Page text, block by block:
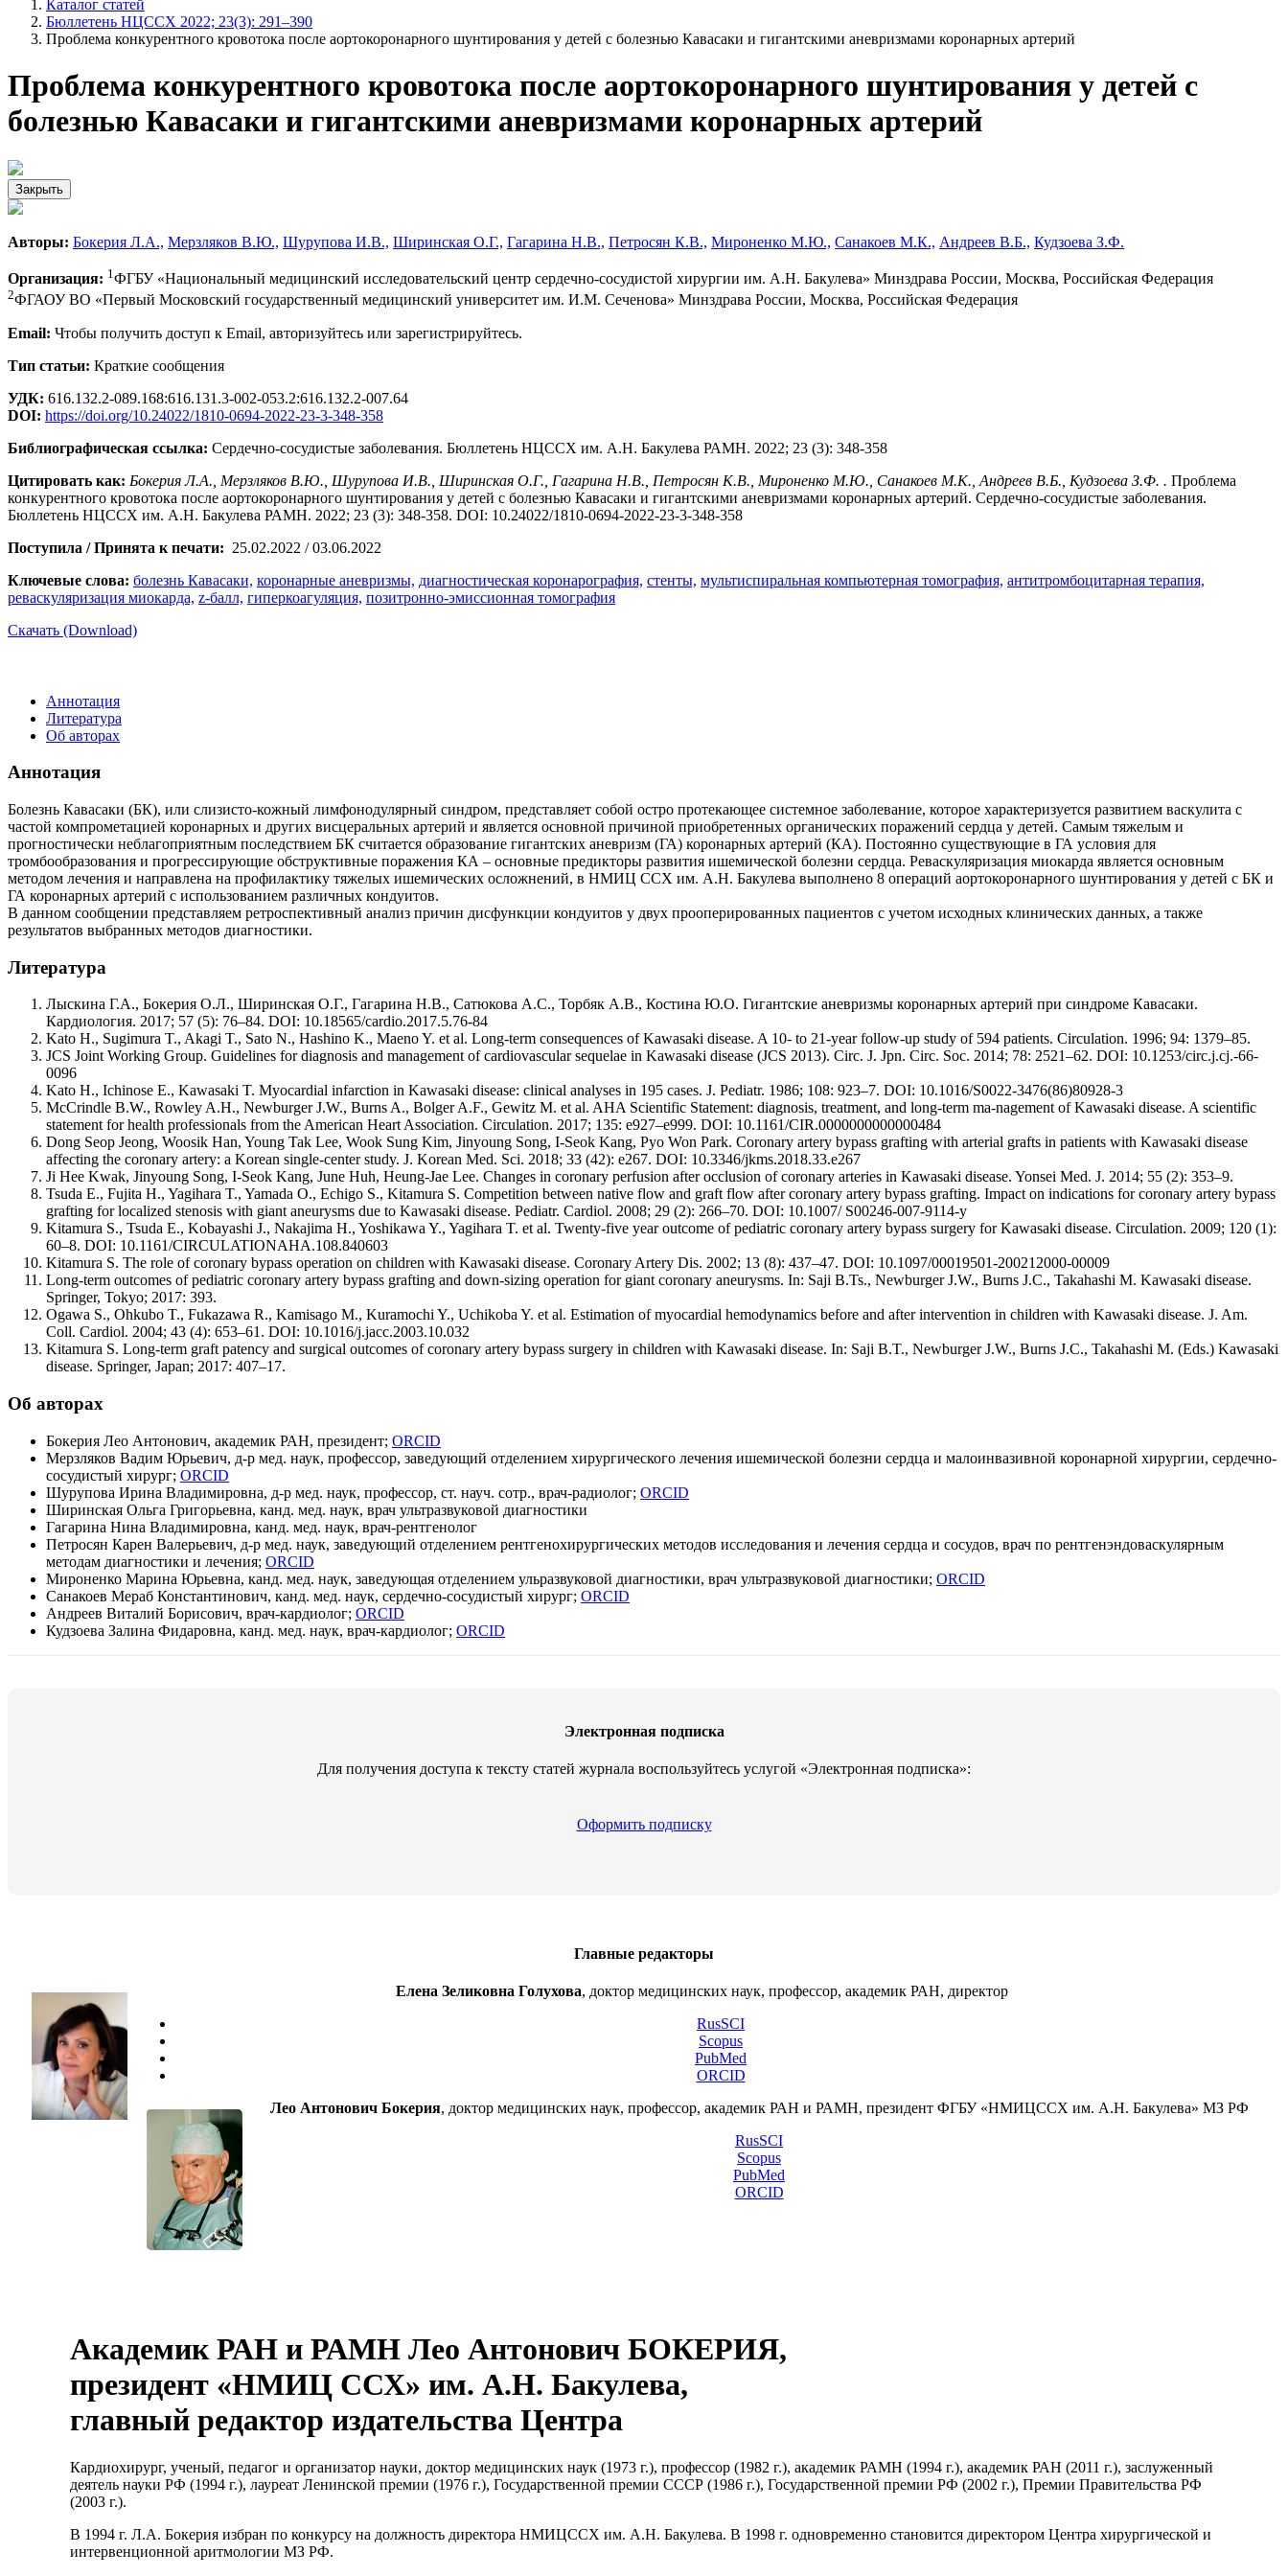
Каталог статей
Бюллетень НЦССХ 2022; 23(3): 291–390
Проблема конкурентного кровотока после аортокоронарного шунтирования у детей с болезнью Кавасаки и гигантскими аневризмами коронарных артерий
Проблема конкурентного кровотока после аортокоронарного шунтирования у детей с
болезнью Кавасаки и гигантскими аневризмами коронарных артерий
Закрыть
Авторы: Бокерия Л.А., Мерзляков В.Ю., Шурупова И.В., Ширинская О.Г., Гагарина Н.В., Петросян К.В., Мироненко М.Ю., Санакоев М.К., Андреев В.Б., Кудзоева З.Ф.
Организация: 1 ФГБУ «Национальный медицинский исследовательский центр сердечно-сосудистой хирургии им. А.Н. Бакулева» Минздрава России, Москва, Российская Федерация
2ФГАОУ ВО «Первый Московский государственный медицинский университет им. И.М. Сеченова» Минздрава России, Москва, Российская Федерация
Email: Чтобы получить доступ к Email, авторизуйтесь или зарегистрируйтесь.
Тип статьи: Краткие сообщения
УДК: 616.132.2-089.168:616.131.3-002-053.2:616.132.2-007.64
DOI: https://doi.org/10.24022/1810-0694-2022-23-3-348-358
Библиографическая ссылка: Сердечно-сосудистые заболевания. Бюллетень НЦССХ им. А.Н. Бакулева РАМН. 2022; 23 (3): 348-358
Цитировать как: Бокерия Л.А., Мерзляков В.Ю., Шурупова И.В., Ширинская О.Г., Гагарина Н.В., Петросян К.В., Мироненко М.Ю., Санакоев М.К., Андреев В.Б., Кудзоева З.Ф. . Проблема
конкурентного кровотока после аортокоронарного шунтирования у детей с болезнью Кавасаки и гигантскими аневризмами коронарных артерий. Сердечно-сосудистые заболевания.
Бюллетень НЦССХ им. А.Н. Бакулева РАМН. 2022; 23 (3): 348-358. DOI: 10.24022/1810-0694-2022-23-3-348-358
Поступила / Принята к печати: 25.02.2022 / 03.06.2022
Ключевые слова: болезнь Кавасаки, коронарные аневризмы, диагностическая коронарография, стенты, мультиспиральная компьютерная томография, антитромбоцитарная терапия,
реваскуляризация миокарда, z-балл, гиперкоагуляция, позитронно-эмисcионная томография
Скачать (Download)
Аннотация
Литература
Об авторах
Аннотация
Болезнь Кавасаки (БК), или слизисто-кожный лимфонодулярный синдром, представляет собой остро протекающее системное заболевание, которое характеризуется развитием васкулита с
частой компрометацией коронарных и других висцеральных артерий и является основной причиной приобретенных органических поражений сердца у детей. Самым тяжелым и
прогностически неблагоприятным последствием БК считается образование гигантских аневризм (ГА) коронарных артерий (КА). Постоянно существующие в ГА условия для
тромбообразования и прогрессирующие обструктивные поражения КА – основные предикторы развития ишемической болезни сердца. Реваскуляризация миокарда является основным
методом лечения и направлена на профилактику тяжелых ишемических осложнений, в НМИЦ ССХ им. А.Н. Бакулева выполнено 8 операций аортокоронарного шунтирования у детей с БК и
ГА коронарных артерий с использованием различных кондуитов.
В данном сообщении представляем ретроспективный анализ причин дисфункции кондуитов у двух прооперированных пациентов с учетом исходных клинических данных, а также
результатов выбранных методов диагностики.
Литература
Лыскина Г.А., Бокерия О.Л., Ширинская О.Г., Гагарина Н.В., Сатюкова А.С., Торбяк А.В., Костина Ю.О. Гигантские аневризмы коронарных артерий при синдроме Кавасаки.
Кардиология. 2017; 57 (5): 76–84. DOI: 10.18565/cardio.2017.5.76-84
Kato H., Sugimura T., Akagi T., Sato N., Hashino K., Maeno Y. et al. Long-term consequences of Kawasaki disease. A 10- to 21-year follow-up study of 594 patients. Circulation. 1996; 94: 1379–85.
JCS Joint Working Group. Guidelines for diagnosis and management of cardiovascular sequelae in Kawasaki disease (JCS 2013). Circ. J. Jpn. Circ. Soc. 2014; 78: 2521–62. DOI: 10.1253/circ.j.cj.-66-
0096
Kato H., Ichinose E., Kawasaki T. Myocardial infarction in Kawasaki disease: clinical analyses in 195 cases. J. Pediatr. 1986; 108: 923–7. DOI: 10.1016/S0022-3476(86)80928-3
McCrindle B.W., Rowley A.H., Newburger J.W., Burns A., Bolger A.F., Gewitz M. et al. AHA Scientific Statement: diagnosis, treatment, and long-term ma-nagement of Kawasaki disease. A scientific
statement for health professionals from the American Heart Association. Circulation. 2017; 135: e927–e999. DOI: 10.1161/CIR.0000000000000484
Dong Seop Jeong, Woosik Han, Young Tak Lee, Wook Sung Kim, Jinyoung Song, I-Seok Kang, Pyo Won Park. Coronary artery bypass grafting with arterial grafts in patients with Kawasaki disease
affecting the coronary artery: a Korean single-center study. J. Korean Med. Sci. 2018; 33 (42): e267. DOI: 10.3346/jkms.2018.33.e267
Ji Hee Kwak, Jinyoung Song, I-Seok Kang, June Huh, Heung-Jae Lee. Changes in coronary perfusion after occlusion of coronary arteries in Kawasaki disease. Yonsei Med. J. 2014; 55 (2): 353–9.
Tsuda E., Fujita H., Yagihara T., Yamada O., Echigo S., Kitamura S. Competition between native flow and graft flow after coronary artery bypass grafting. Impact on indications for coronary artery bypass
grafting for localized stenosis with giant aneurysms due to Kawasaki disease. Pediatr. Cardiol. 2008; 29 (2): 266–70. DOI: 10.1007/ S00246-007-9114-y
Kitamura S., Tsuda E., Kobayashi J., Nakajima H., Yoshikawa Y., Yagihara T. et al. Twenty-five year outcome of pediatric coronary artery bypass surgery for Kawasaki disease. Circulation. 2009; 120 (1):
60–8. DOI: 10.1161/CIRCULATIONAHA.108.840603
Kitamura S. The role of coronary bypass operation on children with Kawasaki disease. Coronary Artery Dis. 2002; 13 (8): 437–47. DOI: 10.1097/00019501-200212000-00009
Long-term outcomes of pediatric coronary artery bypass grafting and down-sizing operation for giant coronary aneurysms. In: Saji B.Ts., Newburger J.W., Burns J.C., Takahashi M. Kawasaki disease.
Springer, Tokyo; 2017: 393.
Ogawa S., Ohkubo T., Fukazawa R., Kamisago M., Kuramochi Y., Uchikoba Y. et al. Estimation of myocardial hemodynamics before and after intervention in children with Kawasaki disease. J. Am.
Coll. Cardiol. 2004; 43 (4): 653–61. DOI: 10.1016/j.jacc.2003.10.032
Kitamura S. Long-term graft patency and surgical outcomes of coronary artery bypass surgery in children with Kawasaki disease. In: Saji B.T., Newburger J.W., Burns J.C., Takahashi M. (Eds.) Kawasaki
disease. Springer, Japan; 2017: 407–17.
Об авторах
Бокерия Лео Антонович, академик РАН, президент; ORCID
Мерзляков Вадим Юрьевич, д-р мед. наук, профессор, заведующий отделением хирургического лечения ишемической болезни сердца и малоинвазивной коронарной хирургии, сердечно-
сосудистый хирург; ORCID
Шурупова Ирина Владимировна, д-р мед. наук, профессор, ст. науч. сотр., врач-радиолог; ORCID
Ширинская Ольга Григорьевна, канд. мед. наук, врач ультразвуковой диагностики
Гагарина Нина Владимировна, канд. мед. наук, врач-рентгенолог
Петросян Карен Валерьевич, д-р мед. наук, заведующий отделением рентгенохирургических методов исследования и лечения сердца и сосудов, врач по рентгенэндоваскулярным
методам диагностики и лечения; ORCID
Мироненко Марина Юрьевна, канд. мед. наук, заведующая отделением ульразвуковой диагностики, врач ультразвуковой диагностики; ORCID
Санакоев Мераб Константинович, канд. мед. наук, сердечно-сосудистый хирург; ORCID
Андреев Виталий Борисович, врач-кардиолог; ORCID
Кудзоева Залина Фидаровна, канд. мед. наук, врач-кардиолог; ORCID
Электронная подписка
Для получения доступа к тексту статей журнала воспользуйтесь услугой «Электронная подписка»:
Оформить подписку
Главные редакторы
Елена Зеликовна Голухова, доктор медицинских наук, профессор, академик РАН, директор
RusSCI
Scopus
PubMed
ORCID
Лео Антонович Бокерия, доктор медицинских наук, профессор, академик РАН и РАМН, президент ФГБУ «НМИЦССХ им. А.Н. Бакулева» МЗ РФ
RusSCI
Scopus
PubMed
ORCID
Академик РАН и РАМН Лео Антонович БОКЕРИЯ,
президент «НМИЦ ССХ» им. А.Н. Бакулева,
главный редактор издательства Центра
Кардиохирург, ученый, педагог и организатор науки, доктор медицинских наук (1973 г.), профессор (1982 г.), академик РАМН (1994 г.), академик РАН (2011 г.), заслуженный
деятель науки РФ (1994 г.), лауреат Ленинской премии (1976 г.), Государственной премии СССР (1986 г.), Государственной премии РФ (2002 г.), Премии Правительства РФ
(2003 г.).
В 1994 г. Л.А. Бокерия избран по конкурсу на должность директора НМИЦССХ им. А.Н. Бакулева. В 1998 г. одновременно становится директором Центра хирургической и
интервенционной аритмологии МЗ РФ.